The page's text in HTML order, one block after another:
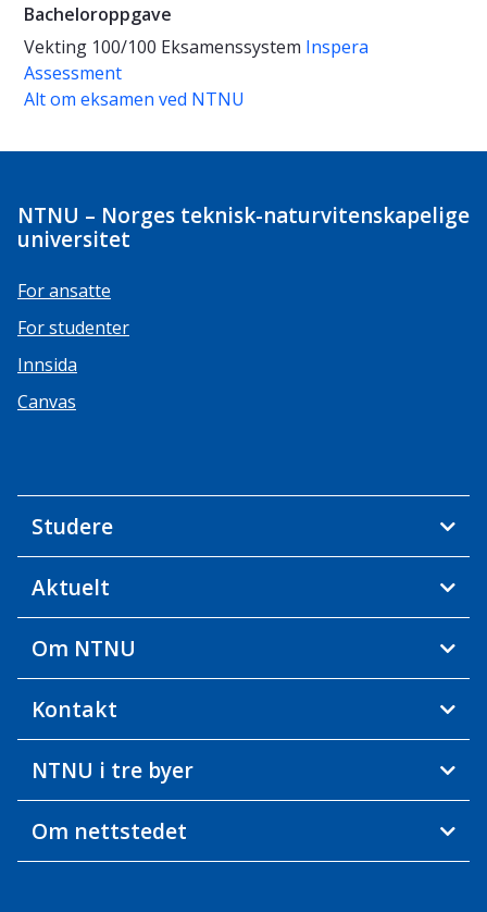
Bacheloroppgave
Vekting 100/100 Eksamenssystem Inspera
Assessment
Alt om eksamen ved NTNU
NTNU – Norges teknisk-naturvitenskapelige
universitet
For ansatte
For studenter
Innsida
Canvas
Studere
Aktuelt
Om NTNU
Kontakt
NTNU i tre byer
Om nettstedet